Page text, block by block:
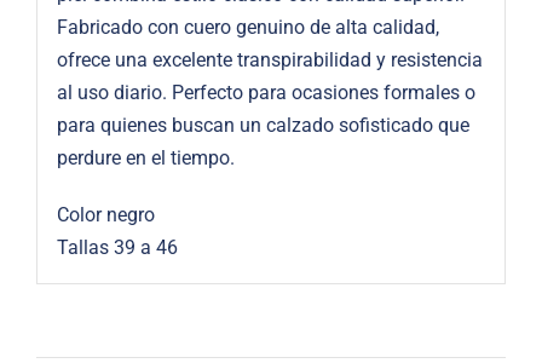
Fabricado con cuero genuino de alta calidad,
ofrece una excelente transpirabilidad y resistencia
al uso diario. Perfecto para ocasiones formales o
para quienes buscan un calzado sofisticado que
perdure en el tiempo.
Color negro
Tallas 39 a 46